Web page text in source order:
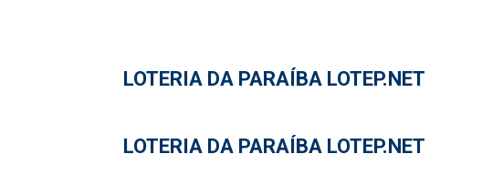
LOTERIA DA PARAÍBA LOTEP.NET
LOTERIA DA PARAÍBA LOTEP.NET